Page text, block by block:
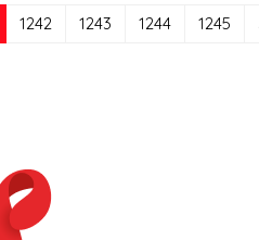
(current)
1242 1243 1244 1245